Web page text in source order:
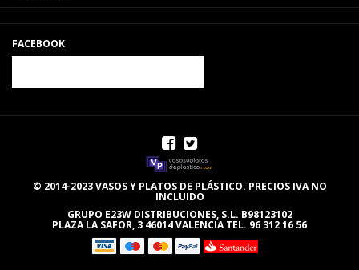
FACEBOOK
© 2014-2023 VASOS Y PLATOS DE PLÁSTICO. PRECIOS IVA NO
INCLUIDO
GRUPO E23W DISTRIBUCIONES, S.L. B98123102
PLAZA LA SAFOR, 3 46014 VALENCIA TEL. 96 312 16 56